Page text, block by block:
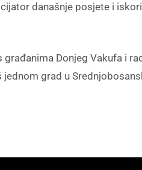
današnje posjete i
Donjeg Vakufa i
grad u